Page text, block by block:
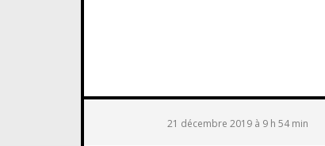
21 décembre 2019 à 9 h 54 min